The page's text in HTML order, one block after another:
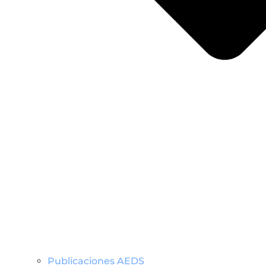
Publicaciones AEDS